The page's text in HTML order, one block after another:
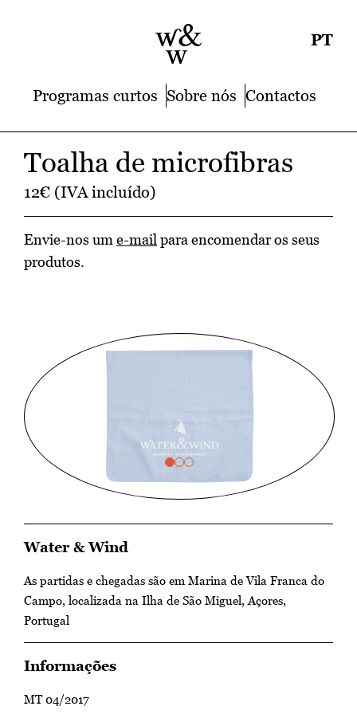
Programas curtos Sobre nós Contactos
PT
Toalha de microfibras
12€ (IVA incluído)
Envie-nos um e-mail para encomendar os seus
produtos.
Water & Wind
As partidas e chegadas são em Marina de Vila Franca do
Campo, localizada na Ilha de São Miguel, Açores,
Portugal
Informações
MT 04/2017